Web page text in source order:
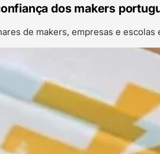
dos makers
de makers, empresas e escolas